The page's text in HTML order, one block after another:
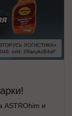
ЛОГИСТИКА».
erid: 2RanykzB4vP
ASTROhim и